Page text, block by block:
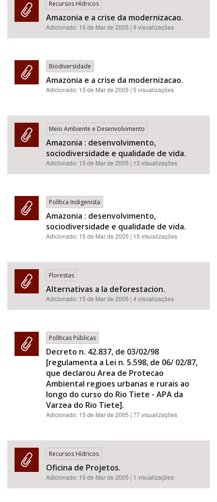
Recursos Hídricos
Amazonia e a crise da modernizacao.
Adicionado: 15 de Mar de 2005 | 9 visualizações
Biodiversidade
Amazonia e a crise da modernizacao.
Adicionado: 15 de Mar de 2005 | 5 visualizações
Meio Ambiente e Desenvolvimento
Amazonia : desenvolvimento,
sociodiversidade e qualidade de vida.
Adicionado: 15 de Mar de 2005 | 13 visualizações
Política Indigenista
Amazonia : desenvolvimento,
sociodiversidade e qualidade de vida.
Adicionado: 15 de Mar de 2005 | 15 visualizações
Florestas
Alternativas a la deforestacion.
Adicionado: 15 de Mar de 2005 | 4 visualizações
Políticas Públicas
Decreto n. 42.837, de 03/02/98
[regulamenta a Lei n. 5.598, de 06/ 02/87,
que declarou Area de Protecao
Ambiental regioes urbanas e rurais ao
longo do curso do Rio Tiete - APA da
Varzea do Rio Tiete].
Adicionado: 15 de Mar de 2005 | 77 visualizações
Recursos Hídricos
Oficina de Projetos.
Adicionado: 15 de Mar de 2005 | 1 visualizações